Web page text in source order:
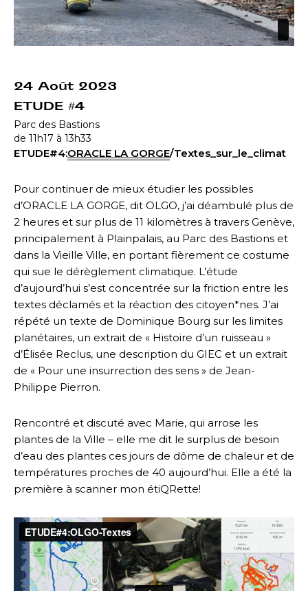
24 Août 2023
ETUDE #4
Parc des Bastions
de 11h17 à 13h33
ETUDE#4:ORACLE LA GORGE/Textes_sur_le_climat
Pour continuer de mieux étudier les possibles
d’ORACLE LA GORGE, dit OLGO, j’ai déambulé plus de
2 heures et sur plus de 11 kilomètres à travers Genève,
principalement à Plainpalais, au Parc des Bastions et
dans la Vieille Ville, en portant fièrement ce costume
qui sue le dérèglement climatique. L’étude
d’aujourd’hui s’est concentrée sur la friction entre les
textes déclamés et la réaction des citoyen*nes. J’ai
répété un texte de Dominique Bourg sur les limites
planétaires, un extrait de « Histoire d’un ruisseau »
d’Élisée Reclus, une description du GIEC et un extrait
de « Pour une insurrection des sens » de Jean-
Philippe Pierron.
Rencontré et discuté avec Marie, qui arrose les
plantes de la Ville – elle me dit le surplus de besoin
d’eau des plantes ces jours de dôme de chaleur et de
températures proches de 40 aujourd’hui. Elle a été la
première à scanner mon étiQRette!